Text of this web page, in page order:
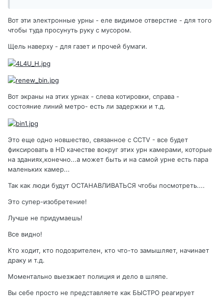
Вот эти электронные урны - еле видимое отверстие - для того
чтобы туда просунуть руку с мусором.
Щель наверху - для газет и прочей бумаги.
Вот экраны на этих урнах - слева котировки, справа -
состояние линий метро- есть ли задержки и т.д.
Это еще одно новшество, связанное с CCTV - все будет
фиксировать в HD качестве вокруг этих урн камерами, которые
на зданиях,конечно...а может быть и на самой урне есть пара
маленьких камер...
Так как люди будут ОСТАНАВЛИВАТЬСЯ чтобы посмотреть....
Это супер-изобретение!
Лучше не придумаешь!
Все видно!
Кто ходит, кто подозрителен, кто что-то замышляет, начинает
драку и т.д.
Моментально выезжает полиция и дело в шляпе.
Вы себе просто не представляете как БЫСТРО реагирует